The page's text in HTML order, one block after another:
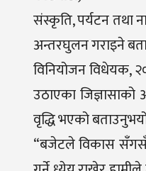
संस्कृति, पर्यटन तथा
अन्तरघुलन गराइने
विनियोजन विधेयक,
उठाएका जिज्ञासाको
वृद्धि भएको
“बजेटले विकास